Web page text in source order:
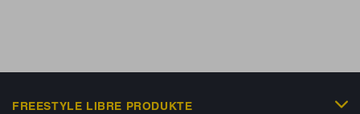
FREESTYLE LIBRE PRODUKTE